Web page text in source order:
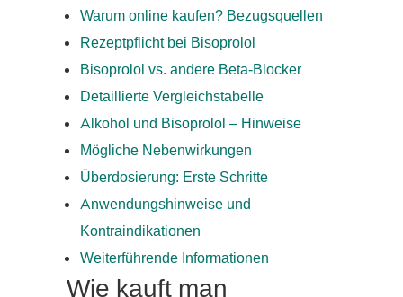
Warum online kaufen? Bezugsquellen
Rezeptpflicht bei Bisoprolol
Bisoprolol vs. andere Beta-Blocker
Detaillierte Vergleichstabelle
Alkohol und Bisoprolol – Hinweise
Mögliche Nebenwirkungen
Überdosierung: Erste Schritte
Anwendungshinweise und
Kontraindikationen
Weiterführende Informationen
Wie kauft man